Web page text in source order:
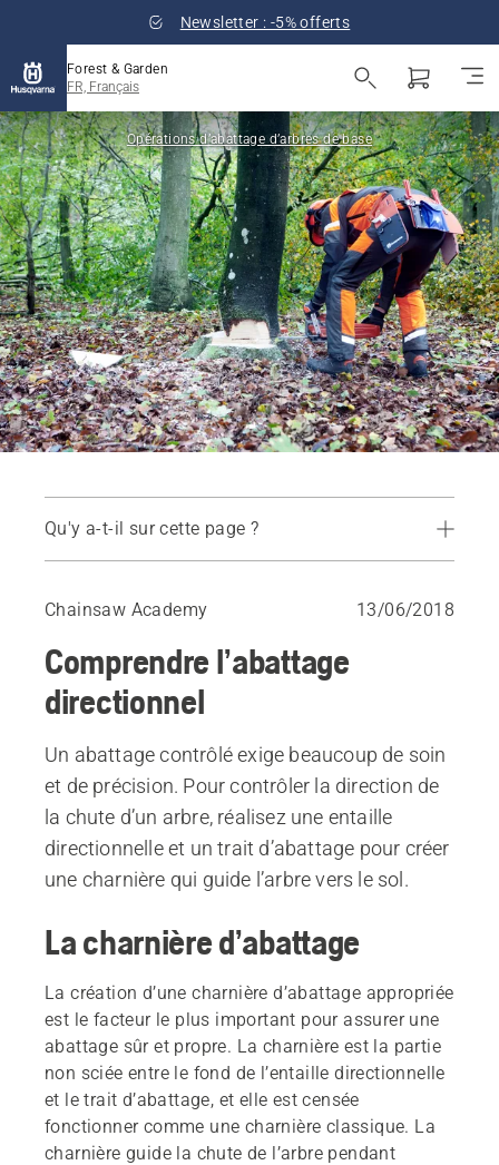
Newsletter : -5% offerts
Forest & Garden
FR, Français
Opérations d’abattage d’arbres de base
Qu'y a-t-il sur cette page ?
Le trait d’abattage
Chainsaw Academy 13/06/2018
Comprendre l’abattage
directionnel
Un abattage contrôlé exige beaucoup de soin
et de précision. Pour contrôler la direction de
la chute d’un arbre, réalisez une entaille
directionnelle et un trait d’abattage pour créer
une charnière qui guide l’arbre vers le sol.
La charnière d’abattage
La création d’une charnière d’abattage appropriée
est le facteur le plus important pour assurer une
abattage sûr et propre. La charnière est la partie
non sciée entre le fond de l’entaille directionnelle
et le trait d’abattage, et elle est censée
fonctionner comme une charnière classique. La
charnière guide la chute de l’arbre pendant